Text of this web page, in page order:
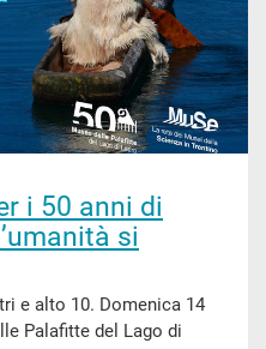
i 50 anni di
si
e alto 10. Domenica 14
Palafitte del Lago di